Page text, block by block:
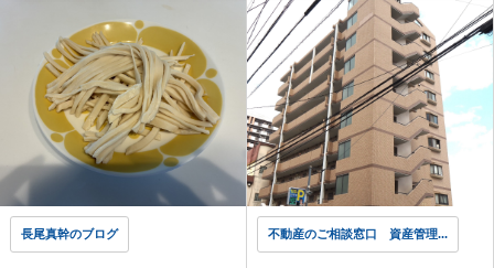
長尾真幹のブログ 不動産のご相談窓口 資産管理...